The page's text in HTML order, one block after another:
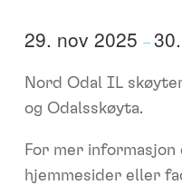
29. nov 2025 –
Nord Odal IL
og Odalsskøyta.
For mer
hjemmesider eller